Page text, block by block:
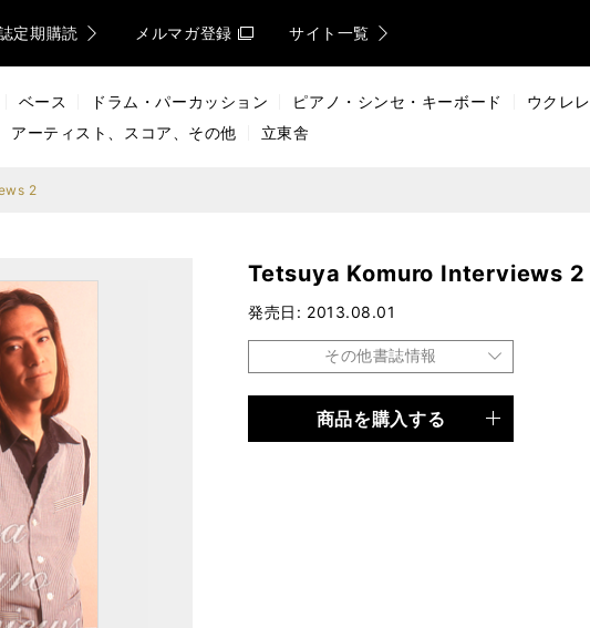
定期購読 メルマガ登録 サイト一覧
ベース ドラム・パーカッション ピアノ・シンセ・キーボード ウクレレ
アーティスト、スコア、その他 立東舎
2
Tetsuya Komuro Interviews 2
発売日 2013.08.01
その他書誌情報
電子書籍
商品を購入する